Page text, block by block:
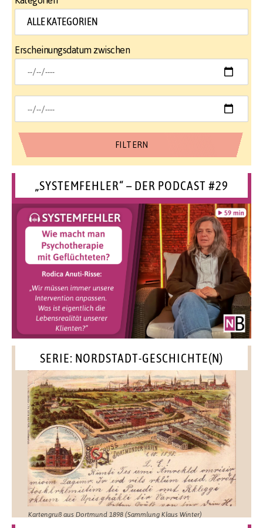
Erscheinungsdatum zwischen
„SYSTEMFEHLER“ – DER PODCAST #29
SERIE: NORDSTADT-GESCHICHTE(N)
Kartengruß aus Dortmund 1898 (Sammlung Klaus Winter)